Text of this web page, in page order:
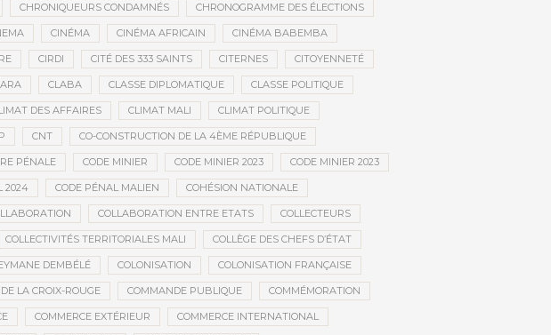
CHRONIQUEURS CONDAMNÉS CHRONOGRAMME DES ÉLECTIONS
CINÉMA CINÉMA AFRICAIN CINÉMA BABEMBA
CIRDI CITÉ DES 333 SAINTS CITERNES CITOYENNETÉ
CLABA CLASSE DIPLOMATIQUE CLASSE POLITIQUE
DES AFFAIRES CLIMAT MALI CLIMAT POLITIQUE
CNT CO-CONSTRUCTION DE LA 4ÈME RÉPUBLIQUE
PÉNALE CODE MINIER CODE MINIER 2023 CODE MINIER 2023
2024 CODE PÉNAL MALIEN COHÉSION NATIONALE
COLLABORATION ENTRE ETATS COLLECTEURS
COLLECTIVITÉS TERRITORIALES MALI COLLÈGE DES CHEFS D’ÉTAT
DEMBÉLÉ COLONISATION COLONISATION FRANÇAISE
LA CROIX-ROUGE COMMANDE PUBLIQUE COMMÉMORATION
COMMERCE EXTÉRIEUR COMMERCE INTERNATIONAL